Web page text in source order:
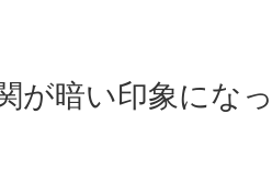
が暗い印象にな